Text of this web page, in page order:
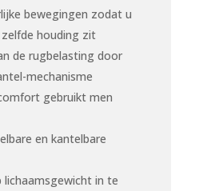
bewegingen zodat u
houding zit
de rugbelasting door
mechanisme
gebruikt men
en kantelbare
lichaamsgewicht in te